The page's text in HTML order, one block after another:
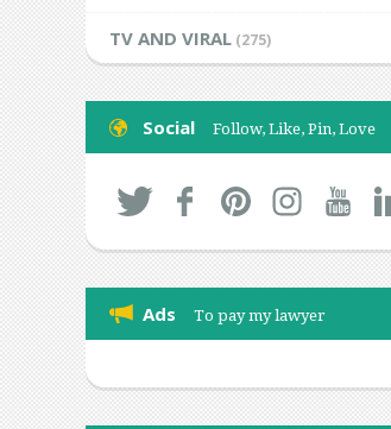
TV AND VIRAL (275)
Social Follow, Like, Pin, Love
Ads To pay my lawyer